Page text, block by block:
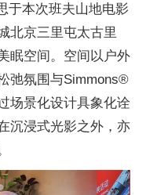
于本次班夫山地电影
京三里屯太古里
眠空间。空间以户外
弛氛围与Simmons®
场景化设计具象化诠
沉浸式光影之外，亦